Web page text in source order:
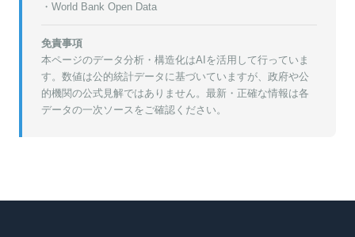
・World Bank Open Data
免責事項
本ページのデータ分析・構造化はAIを活用して行っていま
す。数値は公的統計データに基づいていますが、政府や公
的機関の公式見解ではありません。最新・正確な情報は各
データの一次ソースをご確認ください。